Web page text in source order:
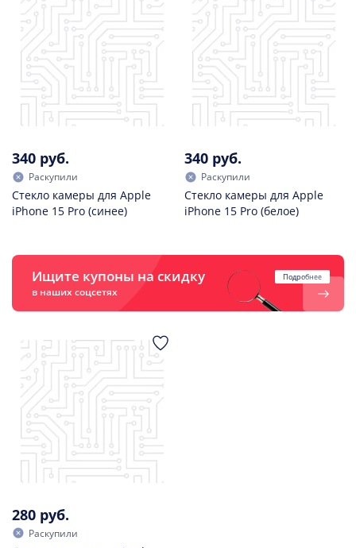
340 руб.
Раскупили
Стекло камеры для Apple
iPhone 15 Pro (синее)
340 руб.
Раскупили
Стекло камеры для Apple
iPhone 15 Pro (белое)
Ищите купоны на скидку
в наших соцсетях
Подробнее
280 руб.
Раскупили